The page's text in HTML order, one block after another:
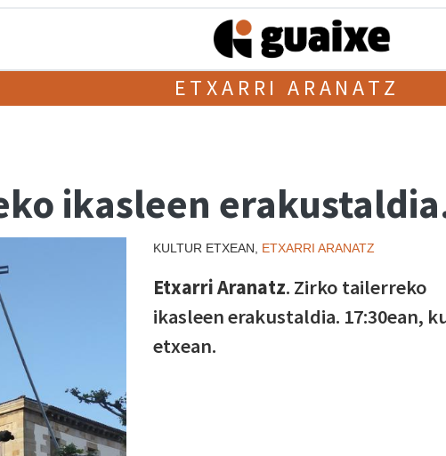
ETXARRI ARANATZ
ikasleen
KULTUR ETXEAN, ETXARRI ARANATZ
Etxarri Aranatz. Zirko tailerreko
ikasleen erakustaldia. 17:30ean,
etxean.